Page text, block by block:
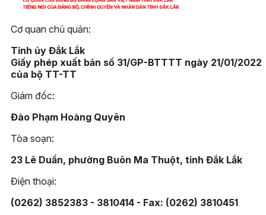
Cơ quan chủ quản:
Tỉnh ủy Đắk Lắk
Giấy phép xuất bản số 31/GP-BTTTT ngày 21/01/2022
của bộ TT-TT
Giám đốc:
Đào Phạm Hoàng Quyên
Tòa soạn:
23 Lê Duẩn, phường Buôn Ma Thuột, tỉnh Đắk Lắk
Điện thoại:
(0262) 3852383 - 3810414 - Fax: (0262) 3810451